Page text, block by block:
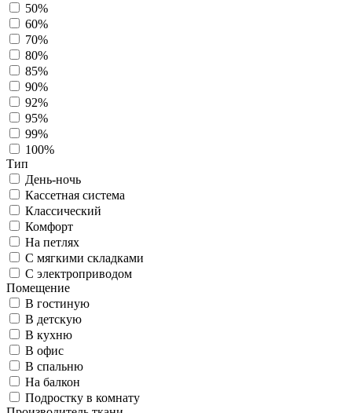
50%
60%
70%
80%
85%
90%
92%
95%
99%
100%
Тип
День-ночь
Кассетная система
Классический
Комфорт
На петлях
С мягкими складками
С электроприводом
Помещение
В гостиную
В детскую
В кухню
В офис
В спальню
На балкон
Подростку в комнату